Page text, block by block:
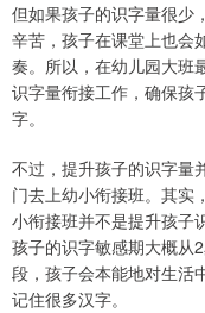
但如果孩子的识字量很少
辛苦，孩子在课堂上也会
奏。所以，在幼儿园大班
识字量衔接工作，确保孩
字。
不过，提升孩子的识字量
门去上幼小衔接班。其实
小衔接班并不是提升孩子
孩子的识字敏感期大概从
段，孩子会本能地对生活
记住很多汉字。